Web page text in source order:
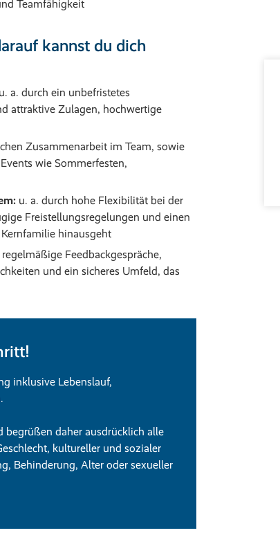
Teamfähigkeit
kannst du dich
u. a. durch ein unbefristetes
attraktive Zulagen, hochwertige
Zusammenarbeit im Team, sowie
wie Sommerfesten,
u. a. durch hohe Flexibilität bei der
Freistellungsregelungen und einen
hinausgeht
Feedbackgespräche,
und ein sicheres Umfeld, das
inklusive Lebenslauf,
begrüßen daher ausdrücklich alle
kultureller und sozialer
Behinderung, Alter oder sexueller